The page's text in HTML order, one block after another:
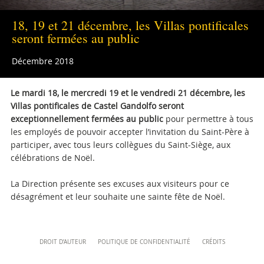
+39 06 69883332
musei@scv.va
18, 19 et 21 décembre, les Villas pontificales
seront fermées au public
Décembre 2018
Le mardi 18, le mercredi 19 et le vendredi 21 décembre, les
Villas pontificales de Castel Gandolfo seront
exceptionnellement fermées au publicpour permettre à tous
les employés de pouvoir accepter l’invitation du Saint-Père à
participer, avec tous leurs collègues du Saint-Siège, aux
célébrations de Noël.
La Direction présente ses excuses aux visiteurs pour ce
désagrément et leur souhaite une sainte fête de Noël.
ContentDROIT D’AUTEUR POLITIQUE DE CONFIDENTIALITÉ CRÉDITS